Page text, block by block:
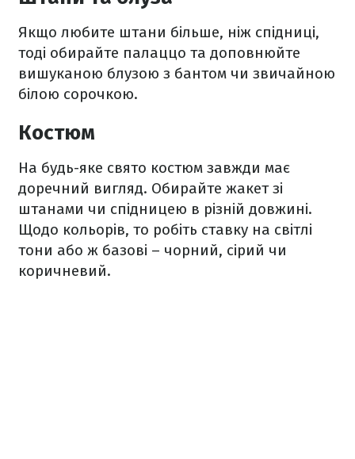
Якщо любите штани більше, ніж спідниці,
тоді обирайте палаццо та доповнюйте
вишуканою блузою з бантом чи звичайною
білою сорочкою.
Костюм
На будь-яке свято костюм завжди має
доречний вигляд. Обирайте жакет зі
штанами чи спідницею в різній довжині.
Щодо кольорів, то робіть ставку на світлі
тони або ж базові – чорний, сірий чи
коричневий.